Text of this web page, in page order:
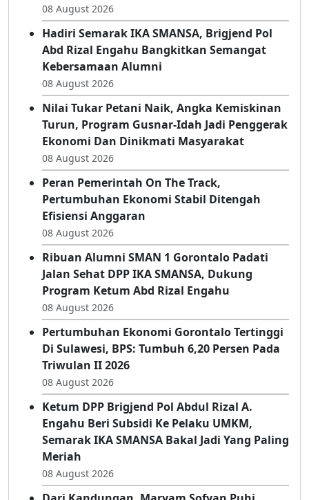
08 August 2026
Hadiri Semarak IKA SMANSA, Brigjend Pol
Abd Rizal Engahu Bangkitkan Semangat
Kebersamaan Alumni
08 August 2026
Nilai Tukar Petani Naik, Angka Kemiskinan
Turun, Program Gusnar-Idah Jadi Penggerak
Ekonomi Dan Dinikmati Masyarakat
08 August 2026
Peran Pemerintah On The Track,
Pertumbuhan Ekonomi Stabil Ditengah
Efisiensi Anggaran
08 August 2026
Ribuan Alumni SMAN 1 Gorontalo Padati
Jalan Sehat DPP IKA SMANSA, Dukung
Program Ketum Abd Rizal Engahu
08 August 2026
Pertumbuhan Ekonomi Gorontalo Tertinggi
Di Sulawesi, BPS: Tumbuh 6,20 Persen Pada
Triwulan II 2026
08 August 2026
Ketum DPP Brigjend Pol Abdul Rizal A.
Engahu Beri Subsidi Ke Pelaku UMKM,
Semarak IKA SMANSA Bakal Jadi Yang Paling
Meriah
08 August 2026